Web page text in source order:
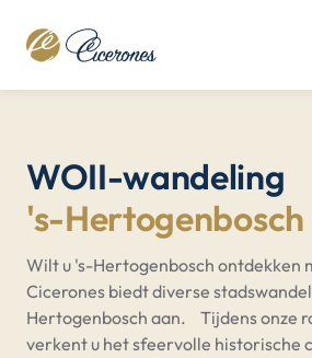
WOII-wandeling
's-Hertogenbosch
Wilt u 's-Hertogenbosch ontdekken
Cicerones biedt diverse
Hertogenbosch aan. Tijdens onze
verkent u het sfeervolle historische